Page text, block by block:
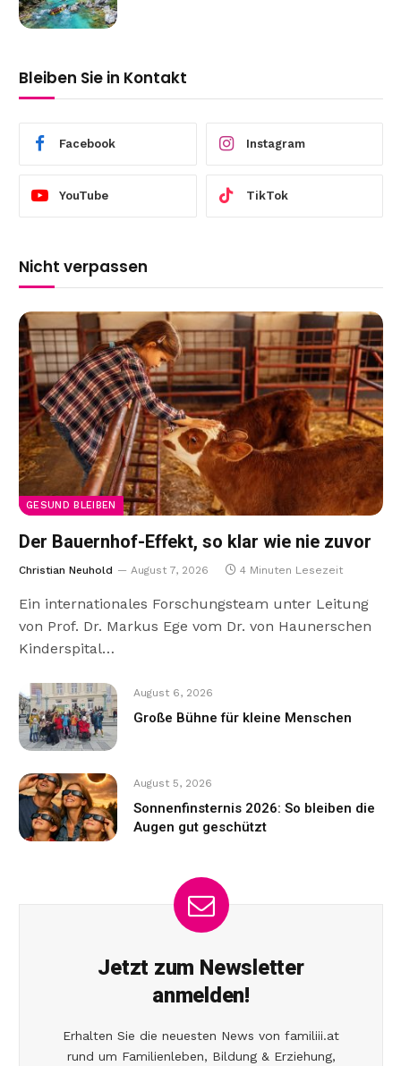
Bleiben Sie in Kontakt
Facebook Instagram
YouTube TikTok
Nicht verpassen
GESUND BLEIBEN
Der Bauernhof-Effekt, so klar wie nie zuvor
Christian Neuhold August 7, 2026 4 Minuten Lesezeit
Ein internationales Forschungsteam unter Leitung
von Prof. Dr. Markus Ege vom Dr. von Haunerschen
Kinderspital…
August 6, 2026
Große Bühne für kleine Menschen
August 5, 2026
Sonnenfinsternis 2026: So bleiben die
Augen gut geschützt
Jetzt zum Newsletter
anmelden!
Erhalten Sie die neuesten News von familiii.at
rund um Familienleben, Bildung & Erziehung,